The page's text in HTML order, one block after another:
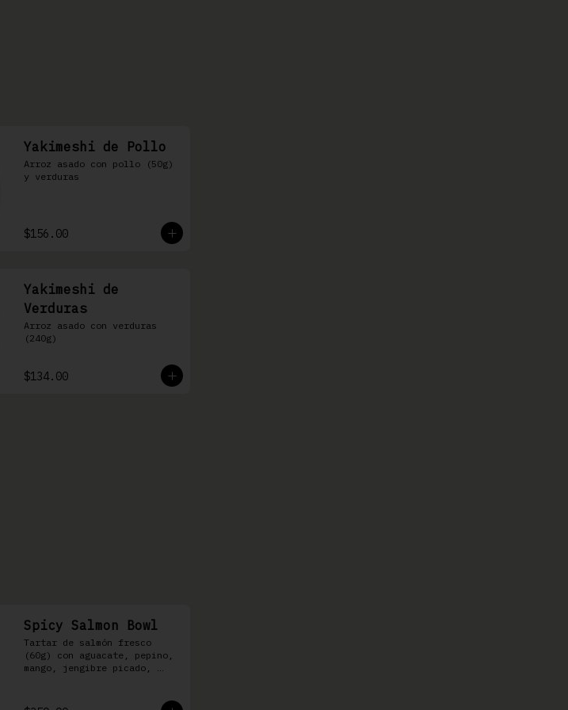
Yakimeshi de Pollo
Arroz asado con pollo (50g)
y verduras
$156.00
Yakimeshi de
Verduras
Arroz asado con verduras
(240g)
$134.00
Spicy Salmon Bowl
Tartar de salmón fresco
(60g) con aguacate, pepino,
mango, jengibre picado,
sobre arroz shari